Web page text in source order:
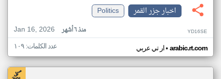
اخبار جزر القمر
Politics
Jan 16, 2026
منذ ٦ أشهر YD16SE
ار تي عربي• arabic.rt.com عدد الكلمات: ١٠٩